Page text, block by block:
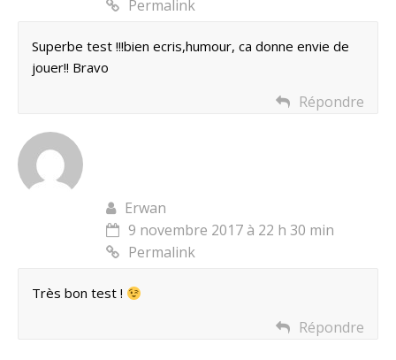
Permalink
Superbe test !!!bien ecris,humour, ca donne envie de
jouer!! Bravo
Répondre
Erwan
9 novembre 2017 à 22 h 30 min
Permalink
Très bon test !
Répondre